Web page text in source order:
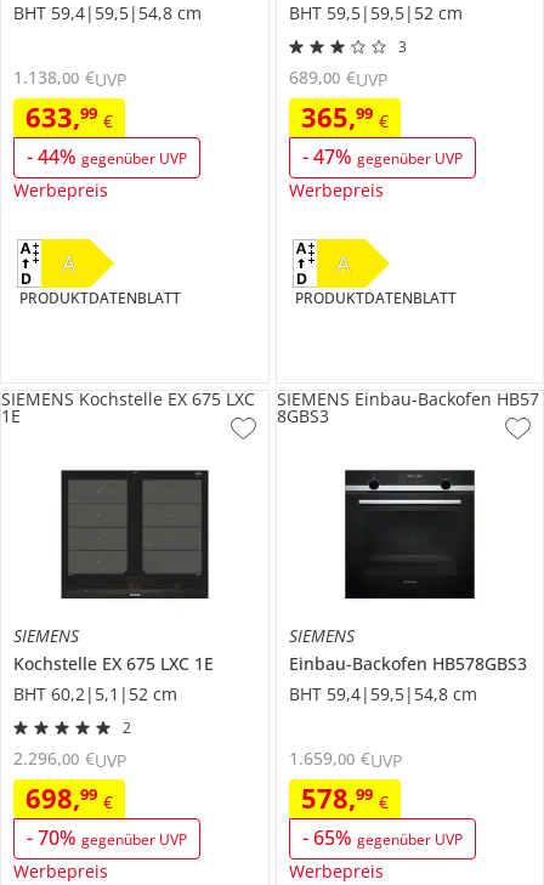
BHT 59,4|59,5|54,8 cm
633,99 €
-44% gegenüber UVP
Werbepreis
1.138,00 €UVP
A
PRODUKTDATENBLATT
BHT 59,5|59,5|52 cm
3
365,99 €
-47% gegenüber UVP
Werbepreis
689,00 €UVP
A
PRODUKTDATENBLATT
SIEMENS
Kochstelle EX 675 LXC 1E
BHT 60,2|5,1|52 cm
2
698,99 €
-70% gegenüber UVP
Werbepreis
2.296,00 €UVP
SIEMENS Kochstelle EX 675 LXC
1E
SIEMENS
Einbau-Backofen HB578GBS3
BHT 59,4|59,5|54,8 cm
578,99 €
-65% gegenüber UVP
Werbepreis
1.659,00 €UVP
SIEMENS Einbau-Backofen HB57
8GBS3